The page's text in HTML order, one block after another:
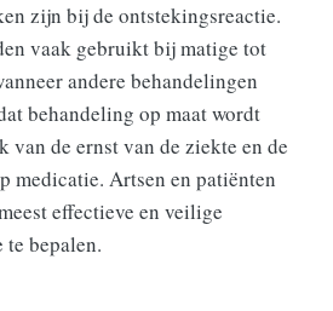
zijn bij de ontstekingsreactie.
vaak gebruikt bij matige tot
andere behandelingen
behandeling op maat wordt
van de ernst van de ziekte en de
medicatie. Artsen en patiënten
effectieve en veilige
bepalen.